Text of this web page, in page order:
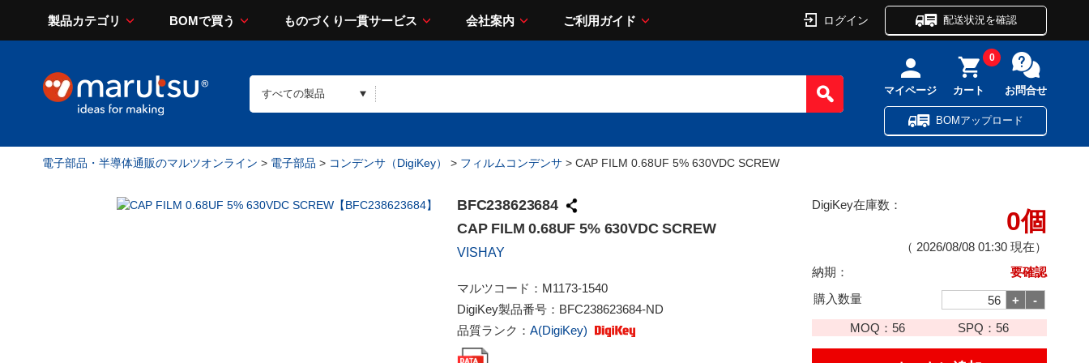
製品カテゴリ BOMで買う ものづくり一貫サービス 会社案内 ご利用ガイド ログイン 配送状況を確認
マイページ カート
0
お問合せ
BOMアップロード
電子部品・半導体通販のマルツオンライン > 電子部品 > コンデンサ（DigiKey） > フィルムコンデンサ > CAP FILM 0.68UF 5% 630VDC SCREW
BFC238623684
CAP FILM 0.68UF 5% 630VDC SCREW
VISHAY
マルツコード： M1173-1540
DigiKey製品番号： BFC238623684-ND
品質ランク： A(DigiKey)
DigiKey在庫数：
0個
（ 2026/08/08 01:30 現在）
納期：
要確認
購入数量
MOQ：56 SPQ： 56